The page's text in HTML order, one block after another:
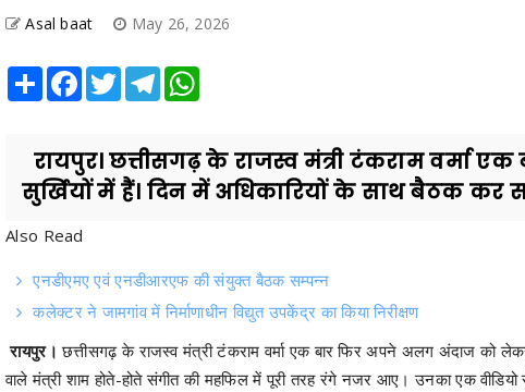
Asal baat May 26, 2026
Share Facebook
Twitter Telegram
रायपुर। छत्तीसगढ़ के राजस्व मंत्री टंकराम वर्मा
सुर्खियों में हैं। दिन में अधिकारियों के साथ बैठक कर
Also Read
एनडीएमए एवं एनडीआरएफ की संयुक्त बैठक सम्पन्न
कलेक्टर ने जामगांव में निर्माणाधीन विद्युत उपकेंद्र का किया निरीक्षण
रायपुर।छत्तीसगढ़ के राजस्व मंत्री टंकराम वर्मा एक बार फिर अपने अलग अंदाज को
वाले मंत्री शाम होते-होते संगीत की महफिल में पूरी तरह रंगे नजर आए। उनका एक वीडियो